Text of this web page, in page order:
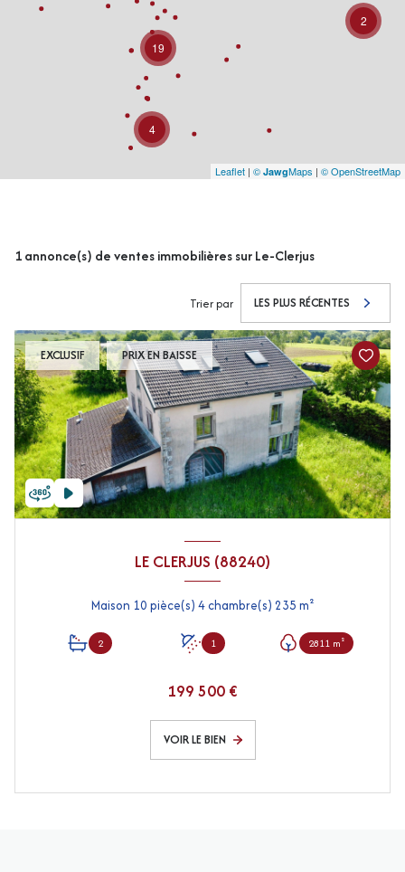
2
4
19
Leaflet | © JawgMaps | © OpenStreetMap
1annonce(s) de ventes immobilières sur Le-Clerjus
Trier par LES PLUS RÉCENTES
EXCLUSIF PRIX EN BAISSE
LE CLERJUS (88240)
Maison 10 pièce(s) 4 chambre(s) 235 m²
2 1 2811 m²
199 500 €
VOIR LE BIEN